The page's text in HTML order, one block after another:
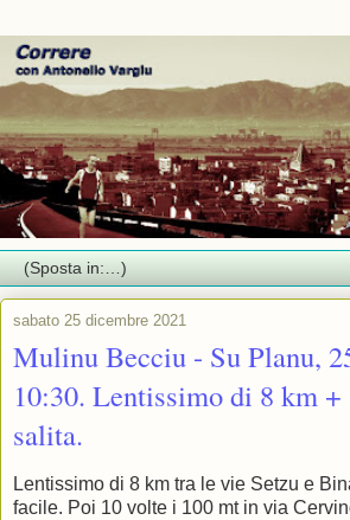
sabato 25 dicembre 2021
Mulinu Becciu - Su Planu,
10:30. Lentissimo di 8 km
salita.
Lentissimo di 8 km tra le vie Setzu e
facile. Poi 10 volte i 100 mt in via